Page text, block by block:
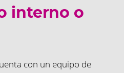
interno o
con un equipo de